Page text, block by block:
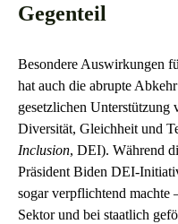
Gegenteil
Besondere Auswirkungen
hat auch die abrupte
gesetzlichen Unterstützung
Diversität, Gleichheit und
Inclusion, DEI). Während
Präsident Biden DEI-
sogar verpflichtend machte
Sektor und bei staatlich